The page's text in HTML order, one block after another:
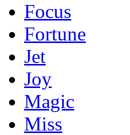
Focus
Fortune
Jet
Joy
Magic
Miss